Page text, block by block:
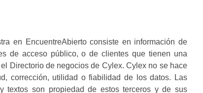
en EncuentreAbierto consiste en información de
de acceso público, o de clientes que tienen una
Directorio de negocios de Cylex. Cylex no se hace
corrección, utilidad o fiabilidad de los datos. Las
textos son propiedad de estos terceros y de sus